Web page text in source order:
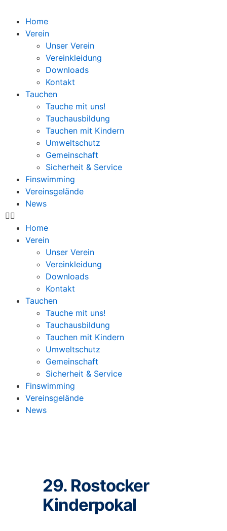
Home
Verein
Unser Verein
Vereinkleidung
Downloads
Kontakt
Tauchen
Tauche mit uns!
Tauchausbildung
Tauchen mit Kindern
Umweltschutz
Gemeinschaft
Sicherheit & Service
Finswimming
Vereinsgelände
News
Home
Verein
Unser Verein
Vereinkleidung
Downloads
Kontakt
Tauchen
Tauche mit uns!
Tauchausbildung
Tauchen mit Kindern
Umweltschutz
Gemeinschaft
Sicherheit & Service
Finswimming
Vereinsgelände
News
29. Rostocker
Kinderpokal